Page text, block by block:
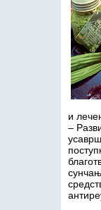
и
–